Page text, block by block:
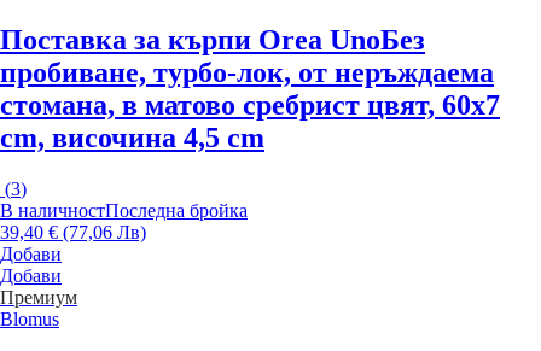
Поставка за кърпи Orea UnoБез
пробиване, турбо-лок, от неръждаема
стомана, в матово сребрист цвят, 60x7
cm, височина 4,5 cm
(3)
В наличностПоследна бройка
39,40 € (77,06 Лв)
Добави
Добави
Премиум
Blomus